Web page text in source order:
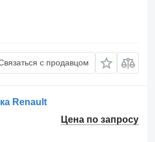
с продавцом
Renault
Цена по запросу